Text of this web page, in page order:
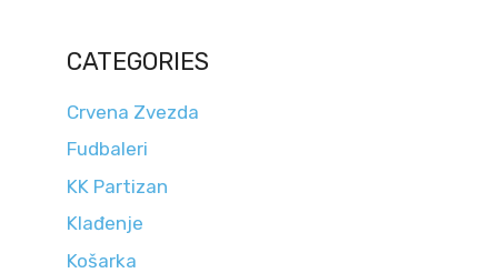
CATEGORIES
Crvena Zvezda
Fudbaleri
KK Partizan
Klađenje
Košarka